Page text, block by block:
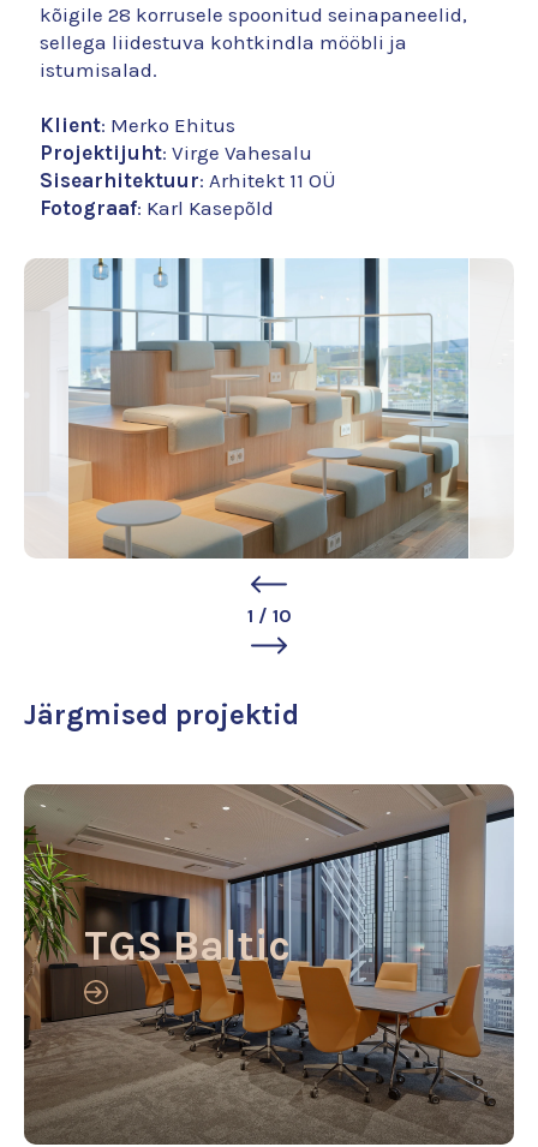
kõigile 28 korrusele spoonitud seinapaneelid,
sellega liidestuva kohtkindla mööbli ja
istumisalad.
Klient: Merko Ehitus
Projektijuht: Virge Vahesalu
Sisearhitektuur: Arhitekt 11 OÜ
Fotograaf: Karl Kasepõld
1 / 10
Järgmised projektid
TGS Baltic